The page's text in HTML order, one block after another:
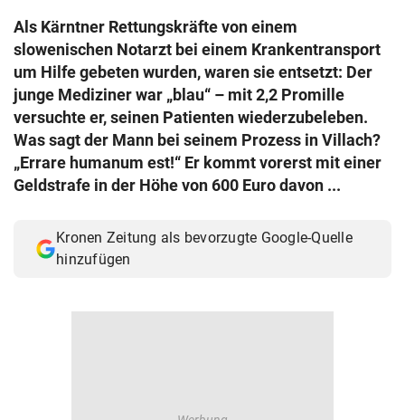
Als Kärntner Rettungskräfte von einem
slowenischen Notarzt bei einem Krankentransport
um Hilfe gebeten wurden, waren sie entsetzt: Der
junge Mediziner war „blau“ – mit 2,2 Promille
versuchte er, seinen Patienten wiederzubeleben.
Was sagt der Mann bei seinem Prozess in Villach?
„Errare humanum est!“ Er kommt vorerst mit einer
Geldstrafe in der Höhe von 600 Euro davon ...
Kronen Zeitung als bevorzugte Google-Quelle
hinzufügen